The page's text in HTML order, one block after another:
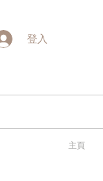
登入
主頁